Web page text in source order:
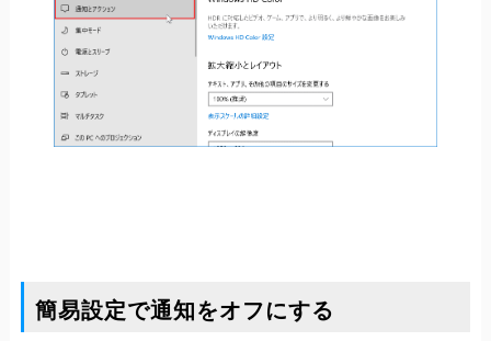
簡易設定で通知をオフにする